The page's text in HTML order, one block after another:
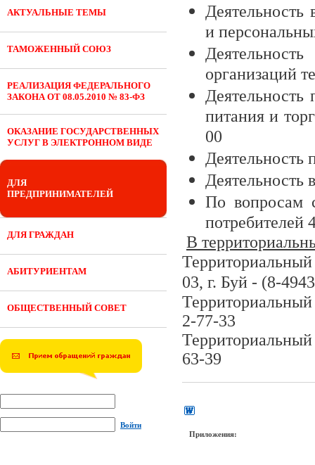
АКТУАЛЬНЫЕ ТЕМЫ
ТАМОЖЕННЫЙ СОЮЗ
РЕАЛИЗАЦИЯ ФЕДЕРАЛЬНОГО
ЗАКОНА ОТ 08.05.2010 № 83-ФЗ
ОКАЗАНИЕ ГОСУДАРСТВЕННЫХ
УСЛУГ В ЭЛЕКТРОННОМ ВИДЕ
ДЛЯ
ПРЕДПРИНИМАТЕЛЕЙ
ДЛЯ ГРАЖДАН
АБИТУРИЕНТАМ
ОБЩЕСТВЕННЫЙ СОВЕТ
Войти
и
организаций
Деятельность
питания и
00
Деятельность
По вопросам
потребителей
В
03, г. Буй - (8-
2-77-33
63-39
Приложения: